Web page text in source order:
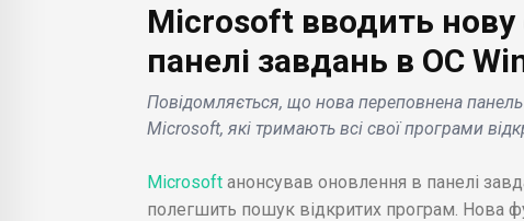
Microsoft вводить
панелі завдань в ОС
Повідомляється, що нова переповнена
Microsoft, які тримають всі свої програми
Microsoftанонсував оновлення в панелі
полегшить пошук відкритих програм. Нова
Saturn Satellite Networks
близька до отримання
коштів для запуску
програми малих
геостаціонарних
млн. долар .
БІЗНЕС
Accel
рівня